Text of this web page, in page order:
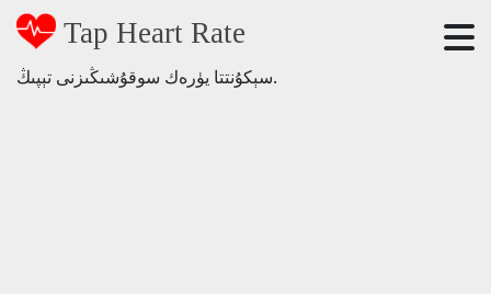
Tap Heart Rate
سېكۇنتتا يۈرەك سوقۇشىڭىزنى تېپىڭ.